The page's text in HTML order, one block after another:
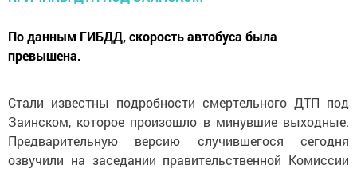
По данным ГИБДД, скорость автобуса была
превышена.
Стали известны подробности смертельного ДТП под
Заинском, которое произошло в минувшие выходные.
Предварительную версию случившегося сегодня
озвучили на заседании правительственной Комиссии